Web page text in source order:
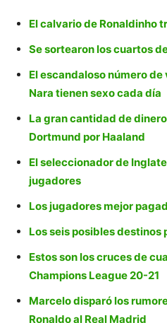
El calvario de Ronaldinho
Se sortearon los cuartos
El escandaloso número
Nara tienen sexo cada día
La gran cantidad de
Dortmund por Haaland
El seleccionador de
jugadores
Los jugadores mejor
Los seis posibles destinos
Estos son los cruces de
Champions League 20-21
Marcelo disparó los
Ronaldo al Real Madrid